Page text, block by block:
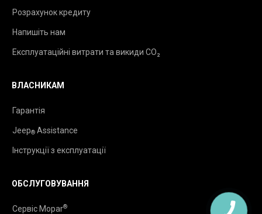
Розрахунок кредиту
Напишіть нам
Експлуатаційні витрати та викиди CO₂
ВЛАСНИКАМ
Гарантія
Jeep® Assistance
Інструкції з експлуатації
ОБСЛУГОВУВАННЯ
Сервіс Mopar®